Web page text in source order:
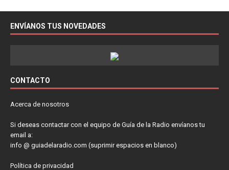
ENVÍANOS TUS NOVEDADES
CONTACTO
Acerca de nosotros
Si deseas contactar con el equipo de Guía de la Radio envíanos tu
email a:
info @ guiadelaradio.com (suprimir espacios en blanco)
Política de privacidad